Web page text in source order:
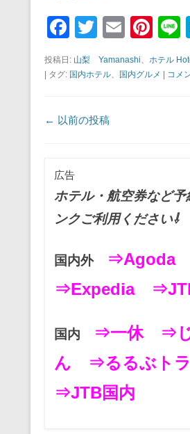
F
a
c
b
k
T
tt
E
ail
Pi
er
投稿日: 山梨 Yamanashi、 ホテル
タグ: 国内ホテル、 国内グルメ コメ
投稿ナビゲーション
← 以前の投稿
広告
ホテル・航空券など予
ンクご利用ください⇩
国内外
⇒Agoda
⇒Expedia
国内 ⇒一休
⇒
ん
⇒るるぶト
⇒JTB国内